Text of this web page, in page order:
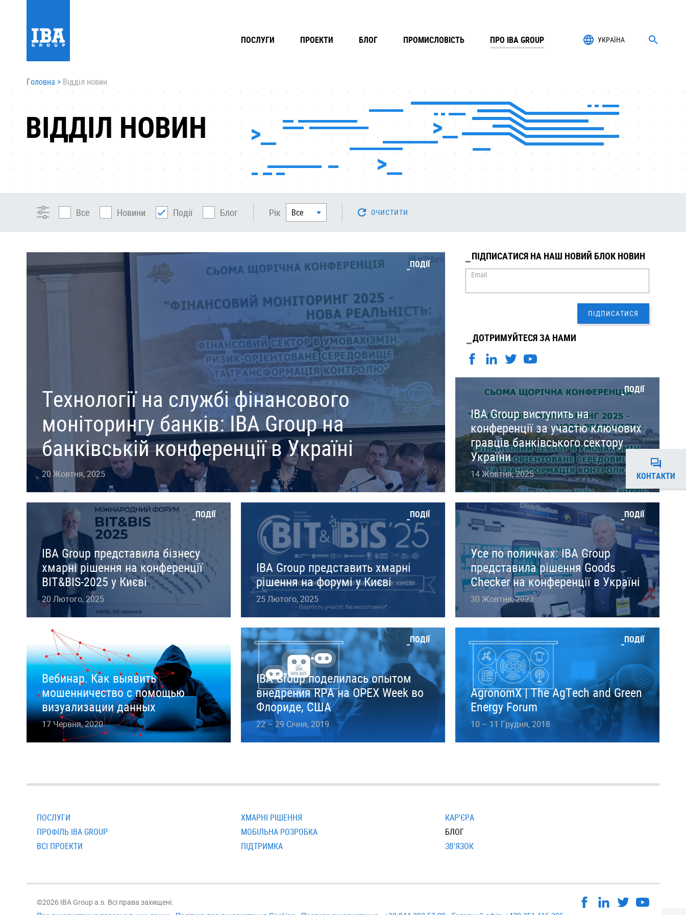
УКРАЇНА
ПОСЛУГИ ПРОЕКТИ БЛОГ ПРОМИСЛОВIСТЬ ПРО IBA GROUP
Головна > Відділ новин
ВІДДІЛ НОВИН
Все Новини Події Блог Рік Все ОЧИСТИТИ
ПОДІЇ
Технології на службі фінансового
моніторингу банків: IBA Group на
банківській конференції в Україні
20 Жовтня, 2025
ПІДПИСАТИСЯ НА НАШ НОВИЙ БЛОК НОВИН
Email
ДОТРИМУЙТЕСЯ ЗА НАМИ
ПОДІЇ
IBA Group виступить на
конференції за участю ключових
гравців банківського сектору
України
14 Жовтня, 2025
ПОДІЇ
IBA Group представила бізнесу
хмарні рішення на конференції
BIT&BIS-2025 у Києві
20 Лютого, 2025
ПОДІЇ
IBA Group представить хмарні
рішення на форумі у Києві
25 Лютого, 2025
ПОДІЇ
Усе по поличках: IBA Group
представила рішення Goods
Checker на конференції в Україні
30 Жовтня, 2023
Вебинар. Как выявить
мошенничество с помощью
визуализации данных
17 Червня, 2020
ПОДІЇ
IBA Group поделилась опытом
внедрения RPA на OPEX Week во
Флориде, США
22 – 29 Січня, 2019
ПОДІЇ
AgronomX | The AgTech and Green
Energy Forum
10 – 11 Грудня, 2018
ПОСЛУГИ
ПРОФІЛЬ IBA GROUP
ВСI ПРОЕКТИ
ХМАРНІ РІШЕННЯ
МОБІЛЬНА РОЗРОБКА
ПІДТРИМКА
КАР'ЄРА
БЛОГ
ЗВ'ЯЗОК
©2026 IBA Group a.s. Всі права захищені.
КОНТАКТИ